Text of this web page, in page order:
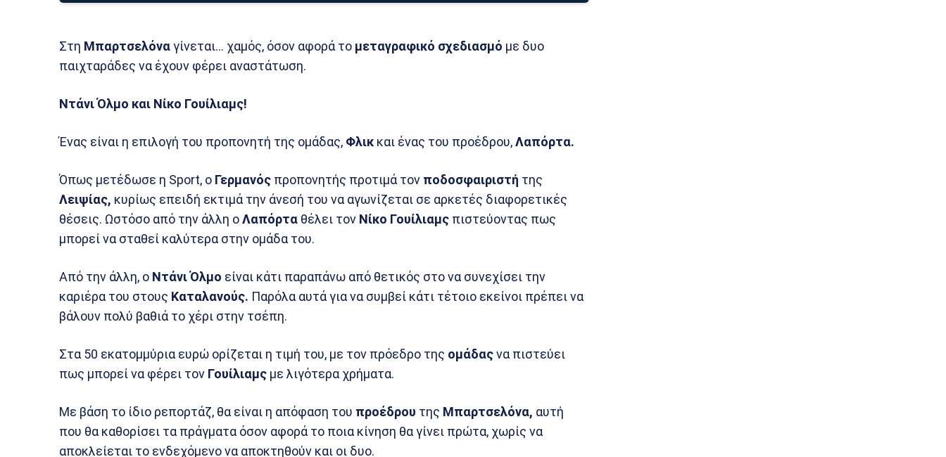
Στη Μπαρτσελόναγίνεται… χαμός, όσον αφορά το μεταγραφικό σχεδιασμό με δυο
παιχταράδες να έχουν φέρει αναστάτωση.
Ντάνι Όλμο και Νίκο Γουίλιαμς!
Ένας είναι η επιλογή του προπονητή της ομάδας, Φλικ και ένας του προέδρου,Λαπόρτα.
Όπως μετέδωσε η Sport, ο Γερμανός προπονητής προτιμά τον ποδοσφαιριστή της
Λειψίας, κυρίως επειδή εκτιμά την άνεσή του να αγωνίζεται σε αρκετές διαφορετικές
θέσεις. Ωστόσο από την άλλη οΛαπόρτα θέλει τον Νίκο Γουίλιαμς πιστεύοντας πως
μπορεί να σταθεί καλύτερα στην ομάδα του.
Από την άλλη, ο Ντάνι Όλμο είναι κάτι παραπάνω από θετικός στο να συνεχίσει την
καριέρα του στους Καταλανούς. Παρόλα αυτά για να συμβεί κάτι τέτοιο εκείνοι πρέπει να
βάλουν πολύ βαθιά το χέρι στην τσέπη.
Στα 50 εκατομμύρια ευρώ ορίζεται η τιμή του, με τον πρόεδρο της ομάδαςνα πιστεύει
πως μπορεί να φέρει τον Γουίλιαμς με λιγότερα χρήματα.
Με βάση το ίδιο ρεπορτάζ, θα είναι η απόφαση του προέδρου της Μπαρτσελόνα, αυτή
που θα καθορίσει τα πράγματα όσον αφορά το ποια κίνηση θα γίνει πρώτα, χωρίς να
αποκλείεται το ενδεχόμενο να αποκτηθούν και οι δυο.